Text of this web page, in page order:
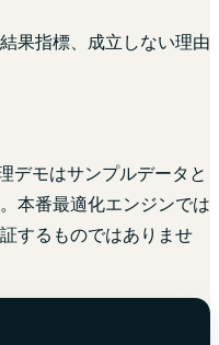
果指標、成立しない理由
デモはサンプルデータと
本番最適化エンジンでは
するものではありませ